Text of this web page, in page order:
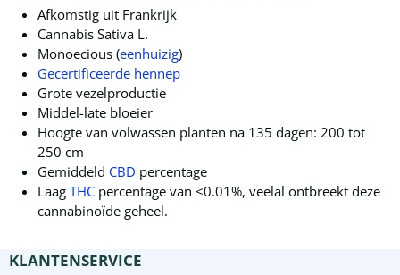
Afkomstig uit Frankrijk
Cannabis Sativa L.
Monoecious (eenhuizig)
Gecertificeerde hennep
Grote vezelproductie
Middel-late bloeier
Hoogte van volwassen planten na 135 dagen: 200 tot
250 cm
Gemiddeld CBD percentage
Laag THC percentage van <0.01%, veelal ontbreekt deze
cannabinoïde geheel.
KLANTENSERVICE